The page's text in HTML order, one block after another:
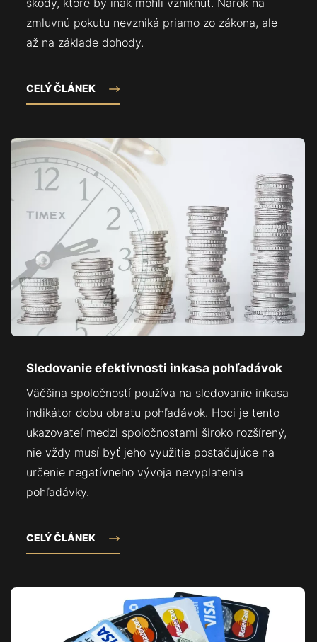
zmluvnú pokutu nevzniká priamo zo zákona, ale
až na základe dohody.
CELÝ ČLÁNEK
Sledovanie efektívnosti inkasa pohľadávok
Väčšina spoločností používa na sledovanie inkasa
indikátor dobu obratu pohľadávok. Hoci je tento
ukazovateľ medzi spoločnosťami široko rozšírený,
nie vždy musí byť jeho využitie postačujúce na
určenie negatívneho vývoja nevyplatenia
pohľadávky.
CELÝ ČLÁNEK